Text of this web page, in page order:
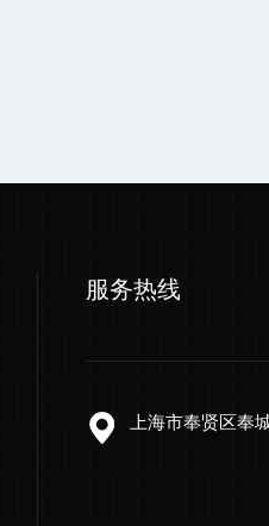
服务热线
上海市奉贤区奉